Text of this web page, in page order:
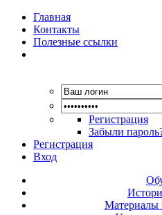
Главная
Контакты
Полезные ссылки
Регистрация
Забыли
Регистрация
Вход
Материалы